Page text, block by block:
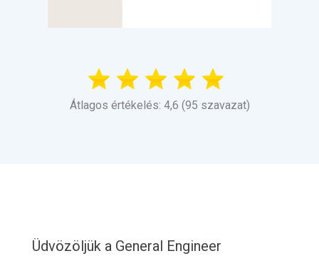
Átlagos értékelés: 4,6 (95 szavazat)
Üdvözöljük a General Engineer